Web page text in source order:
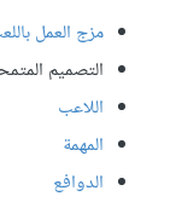
مزج العمل
التصميم
اللاعب
المهمة
الدوافع